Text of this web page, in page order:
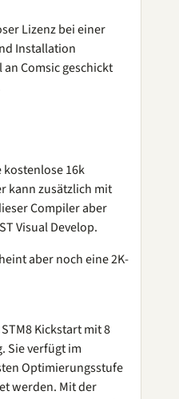
Lizenz bei einer
Installation
Comsic geschickt
kostenlose 16k
kann zusätzlich mit
Compiler aber
Visual Develop.
aber noch eine 2K-
Kickstart mit 8
Sie verfügt im
Optimierungsstufe
werden. Mit der